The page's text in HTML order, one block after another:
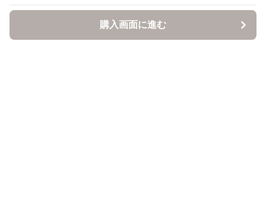
購入画面に進む
購入画面に進む